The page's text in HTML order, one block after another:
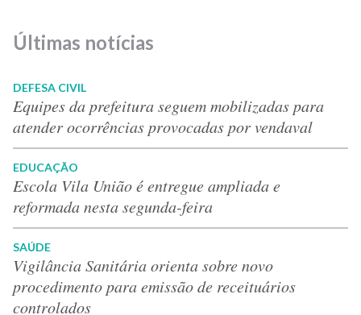
Últimas notícias
DEFESA CIVIL
Equipes da prefeitura seguem mobilizadas para
atender ocorrências provocadas por vendaval
EDUCAÇÃO
Escola Vila União é entregue ampliada e
reformada nesta segunda-feira
SAÚDE
Vigilância Sanitária orienta sobre novo
procedimento para emissão de receituários
controlados